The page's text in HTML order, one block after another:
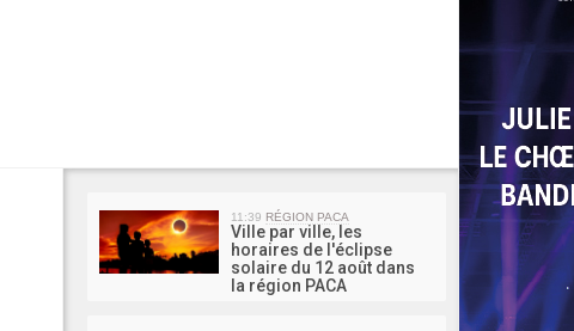
MA
11:39 RÉGION PACA
Ville par ville, les
horaires de l'éclipse
solaire du 12 août dans
la région PACA